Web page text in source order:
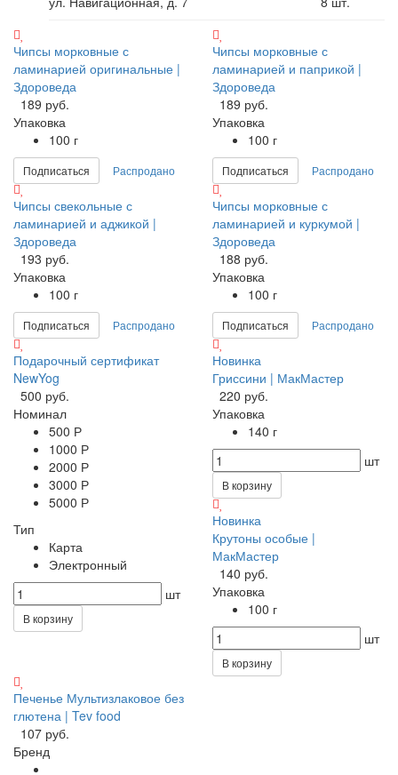
Чипсы морковные с
ламинарией оригинальные |
Здороведа
189 руб.
Упаковка
100 г
Подписаться Распродано
Чипсы морковные с
ламинарией и паприкой |
Здороведа
189 руб.
Упаковка
100 г
Подписаться Распродано
Чипсы свекольные с
ламинарией и аджикой |
Здороведа
193 руб.
Упаковка
100 г
Подписаться Распродано
Чипсы морковные с
ламинарией и куркумой |
Здороведа
188 руб.
Упаковка
100 г
Подписаться Распродано
Подарочный сертификат
NewYog
500 руб.
Номинал
500 Р
1000 Р
2000 Р
3000 Р
5000 Р
Тип
Карта
Электронный
шт
В корзину
Новинка
Гриссини | МакМастер
220 руб.
Упаковка
140 г
шт
В корзину
Новинка
Крутоны особые |
МакМастер
140 руб.
Упаковка
100 г
шт
В корзину
Печенье Мультизлаковое без
глютена | Tev food
107 руб.
Бренд